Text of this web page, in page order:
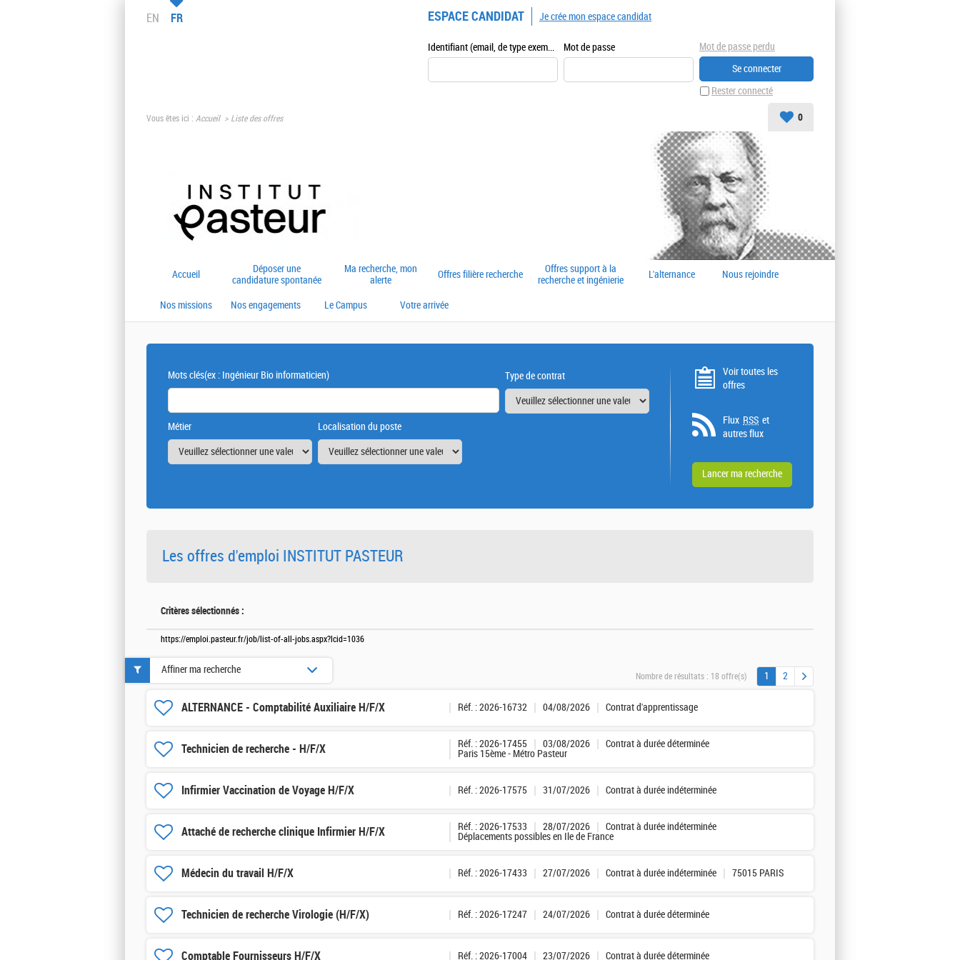
EN FR ESPACE CANDIDAT
Identifiant (email, de type exemple@exemple.fr) Mot de passe
Rester connecté
Mot de passe perdu
Je crée mon espace candidat
Vous êtes ici : Accueil Liste des offres 0
Accueil
Déposer une
candidature spontanée
Ma recherche, mon
alerte
Offres filière recherche
Offres support à la
recherche et ingénierie
L'alternance Nous rejoindre
Nos missions Nos engagements Le Campus Votre arrivée
Mots clés(ex : Ingénieur Bio informaticien) Type de contrat
Métier Localisation du poste
Voir toutes les
offres
Flux RSS et
autres flux
Les offres d'emploi INSTITUT PASTEUR
Critères sélectionnés :
https://emploi.pasteur.fr/job/list-of-all-jobs.aspx?lcid=1036
Nombre de résultats : 18 offre(s) 1 2
ALTERNANCE - Comptabilité Auxiliaire H/F/X Réf. : 2026-16732 04/08/2026 Contrat d'apprentissage
Technicien de recherche - H/F/X Réf. : 2026-17455 03/08/2026
Contrat à durée déterminée
Paris 15ème - Métro Pasteur
Infirmier Vaccination de Voyage H/F/X Réf. : 2026-17575 31/07/2026 Contrat à durée indéterminée
Attaché de recherche clinique Infirmier H/F/X Réf. : 2026-17533 28/07/2026
Contrat à durée indéterminée
Déplacements possibles en Ile de France
Médecin du travail H/F/X Réf. : 2026-17433 27/07/2026 Contrat à durée indéterminée 75015 PARIS
Technicien de recherche Virologie (H/F/X) Réf. : 2026-17247 24/07/2026 Contrat à durée déterminée
Comptable Fournisseurs H/F/X Réf. : 2026-17004 23/07/2026 Contrat à durée déterminée
Affiner ma recherche